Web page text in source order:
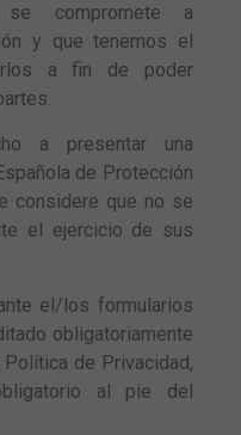
compromete a
y que tenemos el
a fin de poder
a presentar una
de Protección
considere que no se
el ejercicio de sus
el/los formularios
obligatoriamente
de Privacidad,
al pie del